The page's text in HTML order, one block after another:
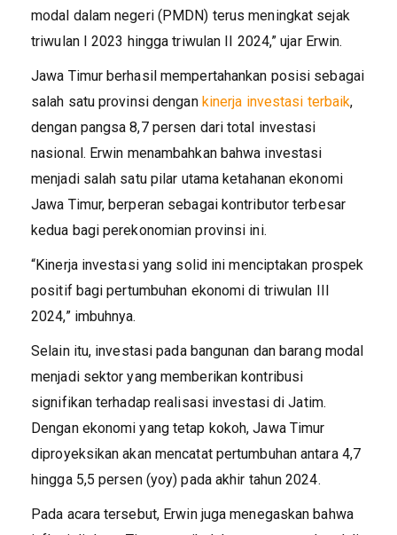
modal dalam negeri (PMDN) terus meningkat sejak
triwulan I 2023 hingga triwulan II 2024,” ujar Erwin.
Jawa Timur berhasil mempertahankan posisi sebagai
salah satu provinsi dengan kinerja investasi terbaik,
dengan pangsa 8,7 persen dari total investasi
nasional. Erwin menambahkan bahwa investasi
menjadi salah satu pilar utama ketahanan ekonomi
Jawa Timur, berperan sebagai kontributor terbesar
kedua bagi perekonomian provinsi ini.
“Kinerja investasi yang solid ini menciptakan prospek
positif bagi pertumbuhan ekonomi di triwulan III
2024,” imbuhnya.
Selain itu, investasi pada bangunan dan barang modal
menjadi sektor yang memberikan kontribusi
signifikan terhadap realisasi investasi di Jatim.
Dengan ekonomi yang tetap kokoh, Jawa Timur
diproyeksikan akan mencatat pertumbuhan antara 4,7
hingga 5,5 persen (yoy) pada akhir tahun 2024.
Pada acara tersebut, Erwin juga menegaskan bahwa